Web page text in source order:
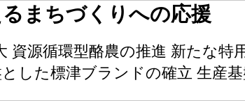
まちづくりへの応援
資源循環型酪農の推進 新たな
とした標津ブランドの確立 生産